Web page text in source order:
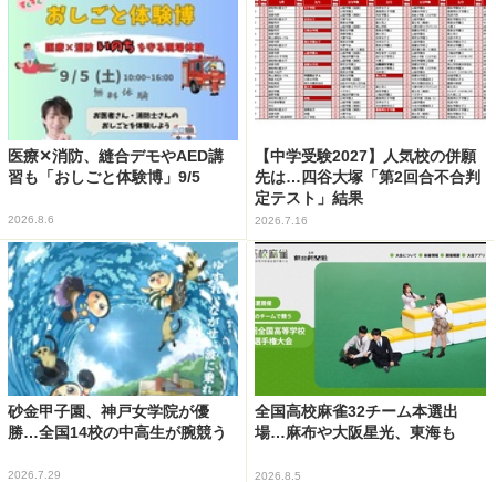
医療✕消防、縫合デモやAED講
習も「おしごと体験博」9/5
2026.8.6
【中学受験2027】人気校の併願
先は…四谷大塚「第2回合不合判
定テスト」結果
2026.7.16
砂金甲子園、神戸女学院が優
勝…全国14校の中高生が腕競う
2026.7.29
全国高校麻雀32チーム本選出
場…麻布や大阪星光、東海も
2026.8.5